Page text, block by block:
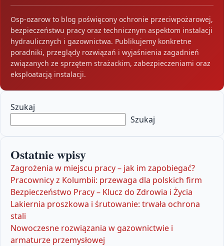
Osp-ozarow to blog poświęcony ochronie przeciwpożarowej,
bezpieczeństwu pracy oraz technicznym aspektom instalacji
hydraulicznych i gazownictwa. Publikujemy konkretne
poradniki, przeglądy rozwiązań i wyjaśnienia zagadnień
związanych ze sprzętem strażackim, zabezpieczeniami oraz
eksploatacją instalacji.
Szukaj
Szukaj
Ostatnie wpisy
Zagrożenia w miejscu pracy – jak im zapobiegać?
Pracownicy z Kolumbii: przewaga dla polskich firm
Bezpieczeństwo Pracy – Klucz do Zdrowia i Życia
Lakiernia proszkowa i śrutowanie: trwała ochrona
stali
Nowoczesne rozwiązania w gazownictwie i
armaturze przemysłowej